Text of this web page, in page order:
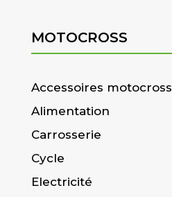
MOTOCROSS
Accessoires motocross
Alimentation
Carrosserie
Cycle
Electricité